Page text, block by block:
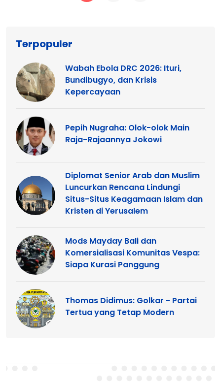
Terpopuler
Wabah Ebola DRC 2026: Ituri,
Bundibugyo, dan Krisis
Kepercayaan
Pepih Nugraha: Olok-olok Main
Raja-Rajaannya Jokowi
Diplomat Senior Arab dan Muslim
Luncurkan Rencana Lindungi
Situs-Situs Keagamaan Islam dan
Kristen di Yerusalem
Mods Mayday Bali dan
Komersialisasi Komunitas Vespa:
Siapa Kurasi Panggung
Thomas Didimus: Golkar - Partai
Tertua yang Tetap Modern